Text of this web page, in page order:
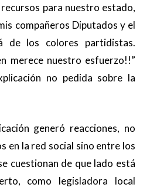
para nuestro estado,
compañeros Diputados y el
de los colores partidistas.
merece nuestro esfuerzo!!”
no pedida sobre la
generó reacciones, no
en la red social sino entre los
cuestionan de que lado está
como legisladora local